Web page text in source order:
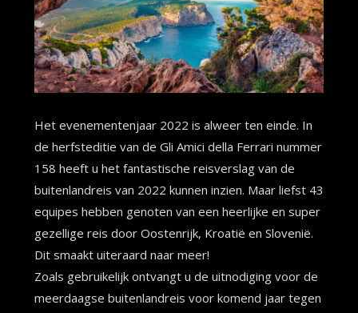
Het evenementenjaar 2022 is alweer ten einde. In
de herfsteditie van de Gli Amici della Ferrari nummer
158 heeft u het fantastische reisverslag van de
buitenlandreis van 2022 kunnen inzien. Maar liefst 43
equipes hebben genoten van een heerlijke en super
gezellige reis door Oostenrijk, Kroatië en Slovenië.
Dit smaakt uiteraard naar meer!
Zoals gebruikelijk ontvangt u de uitnodiging voor de
meerdaagse buitenlandreis voor komend jaar tegen